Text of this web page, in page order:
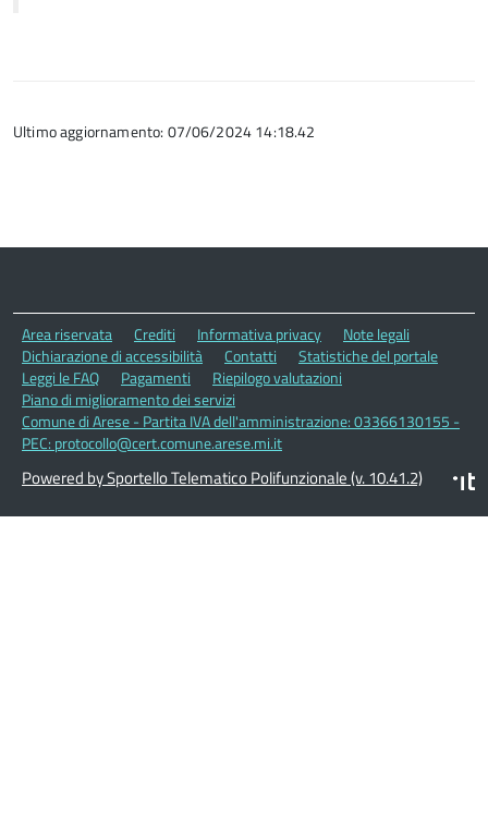
Ultimo aggiornamento: 07/06/2024 14:18.42
Area riservata Crediti Informativa privacy
Note legali
Dichiarazione di accessibilità
Contatti
Statistiche del portale
Leggi le FAQ
Pagamenti
Riepilogo valutazioni
Piano di miglioramento dei servizi
Comune di Arese - Partita IVA dell'amministrazione: 03366130155 -
PEC: protocollo@cert.comune.arese.mi.it
Powered by Sportello Telematico Polifunzionale (v. 10.41.2)